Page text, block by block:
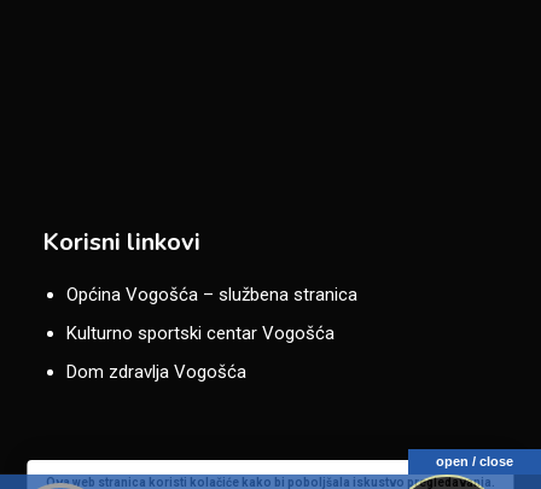
Korisni linkovi
Općina Vogošća – službena stranica
Kulturno sportski centar Vogošća
Dom zdravlja Vogošća
Ova web stranica koristi kolačiće kako bi poboljšala iskustvo pregledavanja.
open / close